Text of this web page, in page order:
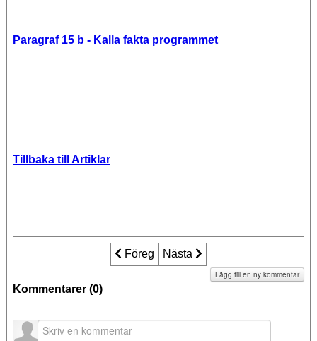
Paragraf 15 b - Kalla fakta programmet
Tillbaka till Artiklar
Föregående artikel: 63 000
Föreg Nästa artikel: 30 år efter
Nästa
Kommentarer (0)
Lägg till en ny kommentar